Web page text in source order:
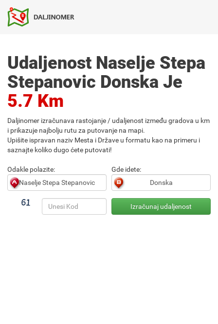
Udaljenost Naselje Stepa
Stepanovic Donska Je
5.7 Km
Daljinomer izračunava rastojanje / udaljenost između gradova u km
i prikazuje najbolju rutu za putovanje na mapi.
Upišite ispravan naziv Mesta i Države u formatu kao na primeru i
saznajte koliko dugo ćete putovati!
Odakle polazite: Gde idete: